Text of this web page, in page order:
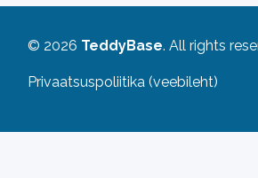
© 2026 TeddyBase. All rights
Privaatsuspoliitika (veebileht)